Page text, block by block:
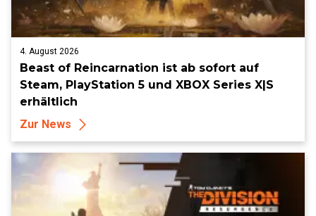
4. August 2026
Beast of Reincarnation ist ab sofort auf
Steam, PlayStation 5 und XBOX Series X|S
erhältlich
Zur News